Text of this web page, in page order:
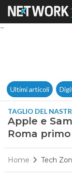
Ultimi articoli
TAGLIO DEL
Apple e
Roma
Home Tech